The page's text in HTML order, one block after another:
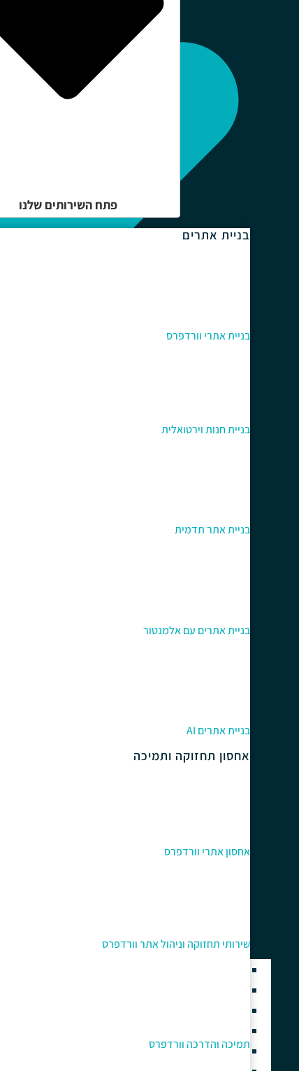
פתח השירותים שלנו
בניית אתרים
בניית אתרי וורדפרס
בניית חנות וירטואלית
בניית אתר תדמית
בניית אתרים עם אלמנטור
בניית אתרים AI
אחסון תחזוקה ותמיכה
אחסון אתרי וורדפרס
שירותי תחזוקה וניהול אתר וורדפרס
תמיכה והדרכה וורדפרס
אחסון אתרי וורדפרס איכותי